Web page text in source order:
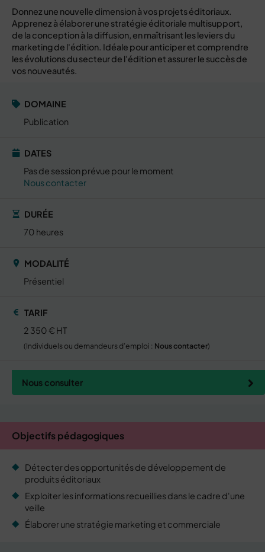
Donnez une nouvelle dimension à vos projets éditoriaux.
Apprenez à élaborer une stratégie éditoriale multisupport,
de la conception à la diffusion, en maîtrisant les leviers du
marketing de l'édition. Idéale pour anticiper et comprendre
les évolutions du secteur de l'édition et assurer le succès de
vos nouveautés.
DOMAINE
Publication
DATES
Pas de session prévue pour le moment
Nous contacter
DURÉE
70 heures
MODALITÉ
Présentiel
TARIF
2 350 € HT
(Individuels ou demandeurs d’emploi : Nous contacter)
Nous consulter
Objectifs pédagogiques
Détecter des opportunités de développement de
produits éditoriaux
Exploiter les informations recueillies dans le cadre d'une
veille
Élaborer une stratégie marketing et commerciale